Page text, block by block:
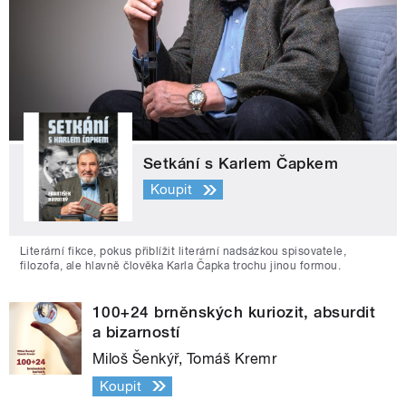
Setkání s Karlem Čapkem
Koupit
Literární fikce, pokus přiblížit literární nadsázkou spisovatele,
filozofa, ale hlavně člověka Karla Čapka trochu jinou formou.
100+24 brněnských kuriozit, absurdit
a bizarností
Miloš Šenkýř, Tomáš Kremr
Koupit